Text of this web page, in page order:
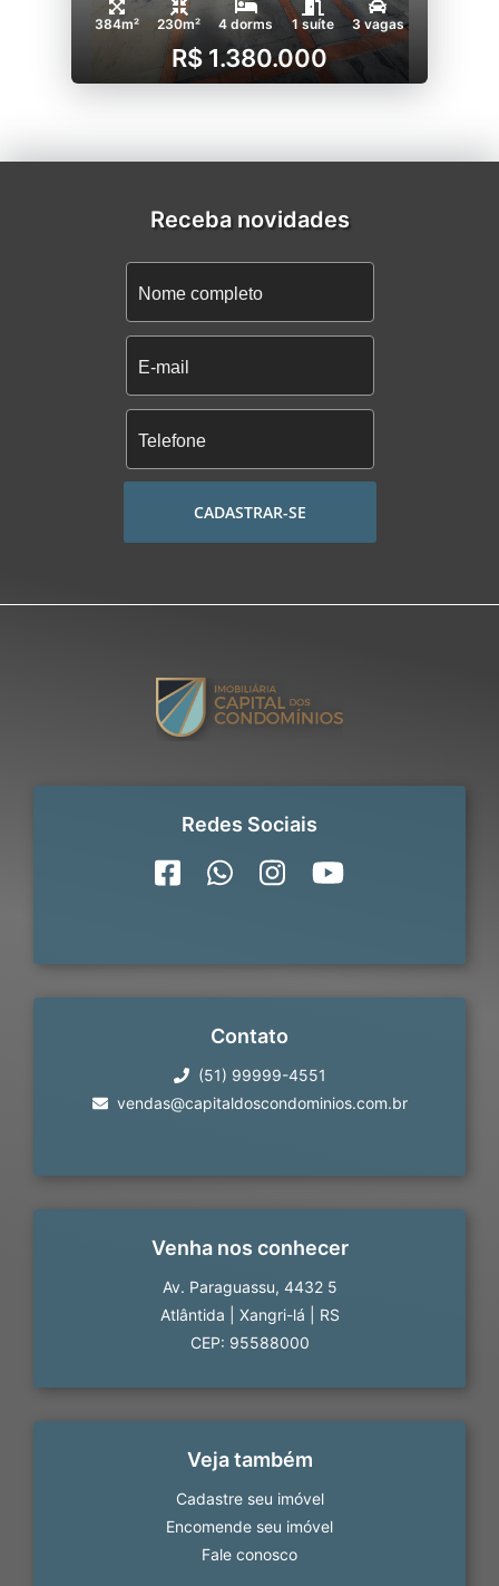
384m² 230m² 4 dorms 1 suíte 3 vagas
R$ 1.380.000
Receba novidades
CADASTRAR-SE
Redes Sociais
Contato
(51) 99999-4551
vendas@capitaldoscondominios.com.br
Venha nos conhecer
Av. Paraguassu, 4432 5
Atlântida
Xangri-lá
RS
CEP: 95588000
Veja também
Cadastre seu imóvel
Encomende seu imóvel
Fale conosco